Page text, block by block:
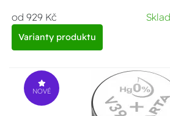
od 929 Kč
Varianty produktu
NOVÉ